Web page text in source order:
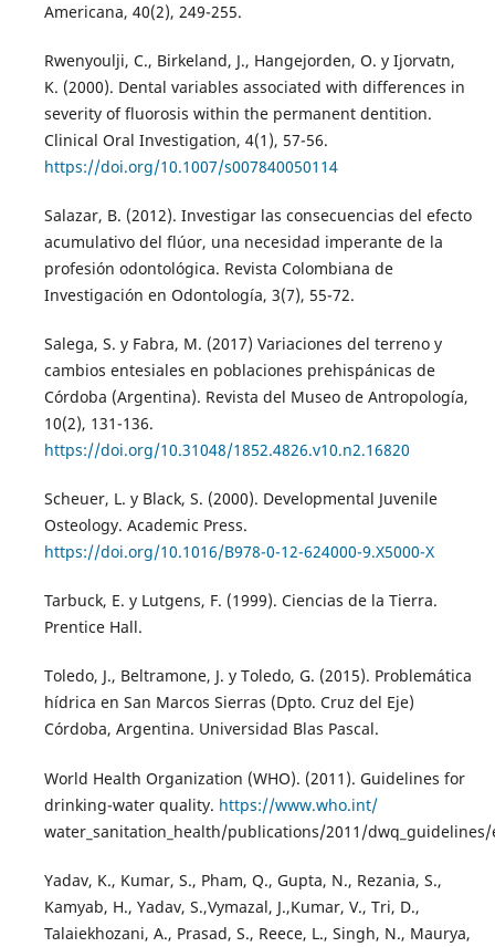
Americana, 40(2), 249-255.
Rwenyoulji, C., Birkeland, J., Hangejorden, O. y Ijorvatn,
K. (2000). Dental variables associated with differences in
severity of fluorosis within the permanent dentition.
Clinical Oral Investigation, 4(1), 57-56.
https://doi.org/10.1007/s007840050114
Salazar, B. (2012). Investigar las consecuencias del efecto
acumulativo del flúor, una necesidad imperante de la
profesión odontológica. Revista Colombiana de
Investigación en Odontología, 3(7), 55-72.
Salega, S. y Fabra, M. (2017) Variaciones del terreno y
cambios entesiales en poblaciones prehispánicas de
Córdoba (Argentina). Revista del Museo de Antropología,
10(2), 131-136.
https://doi.org/10.31048/1852.4826.v10.n2.16820
Scheuer, L. y Black, S. (2000). Developmental Juvenile
Osteology. Academic Press.
https://doi.org/10.1016/B978-0-12-624000-9.X5000-X
Tarbuck, E. y Lutgens, F. (1999). Ciencias de la Tierra.
Prentice Hall.
Toledo, J., Beltramone, J. y Toledo, G. (2015). Problemática
hídrica en San Marcos Sierras (Dpto. Cruz del Eje)
Córdoba, Argentina. Universidad Blas Pascal.
World Health Organization (WHO). (2011). Guidelines for
drinking-water quality. https://www.who.int/
water_sanitation_health/publications/2011/dwq_guidelines/
Yadav, K., Kumar, S., Pham, Q., Gupta, N., Rezania, S.,
Kamyab, H., Yadav, S.,Vymazal, J.,Kumar, V., Tri, D.,
Talaiekhozani, A., Prasad, S., Reece, L., Singh, N., Maurya,